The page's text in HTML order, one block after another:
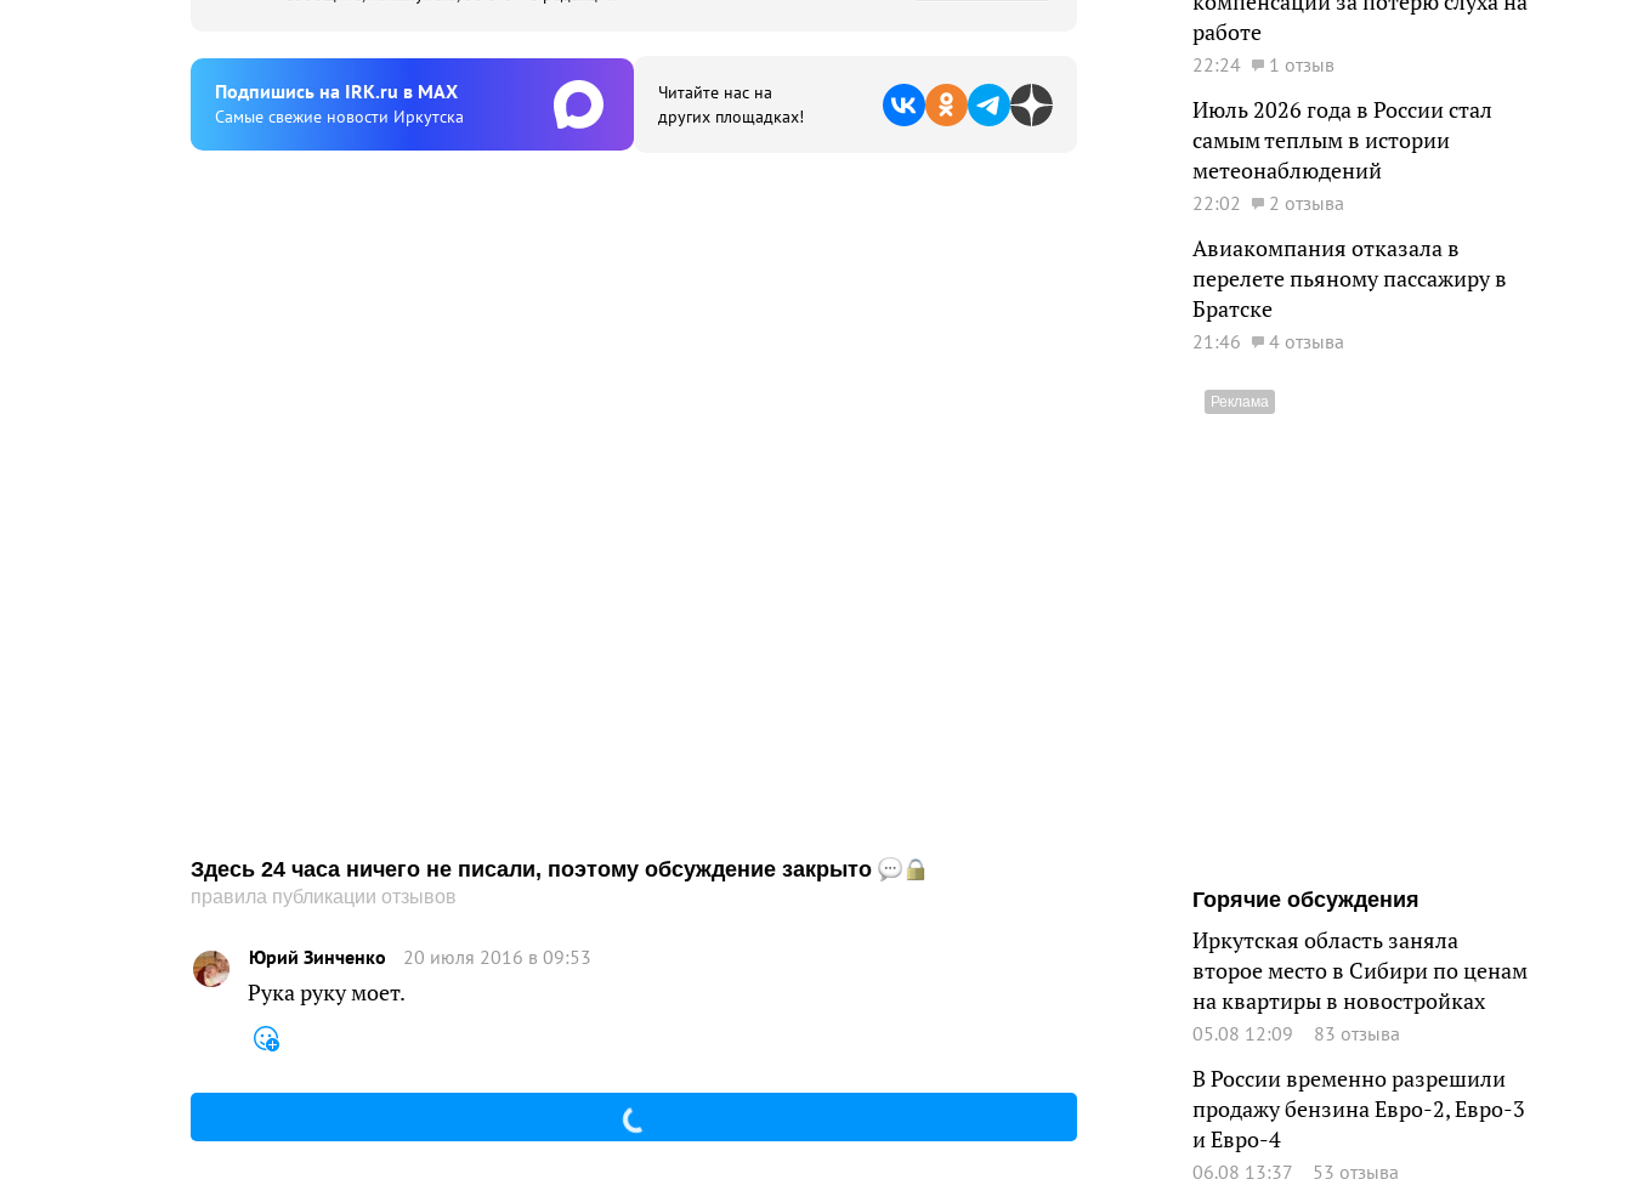
Подпишиcь на IRK.ru в MAX
Cамые свежие новости Иркутска
Читайте нас на
других площадках!
Здесь 24 часа ничего не писали, поэтому обсуждение закрыто
правила публикации отзывов
Юрий Зинченко 20 июля 2016 в 09:53
Рука руку моет.
работе
22:24 1 отзыв
Июль 2026 года в России стал
самым теплым в истории
метеонаблюдений
22:02 2 отзыва
Авиакомпания отказала в
перелете пьяному пассажиру в
Братске
21:46 4 отзыва
Горячие обсуждения
Иркутская область заняла
второе место в Сибири по ценам
на квартиры в новостройках
05.08 12:09 83 отзыва
В России временно разрешили
продажу бензина Евро-2, Евро-3
и Евро-4
06.08 13:37 53 отзыва